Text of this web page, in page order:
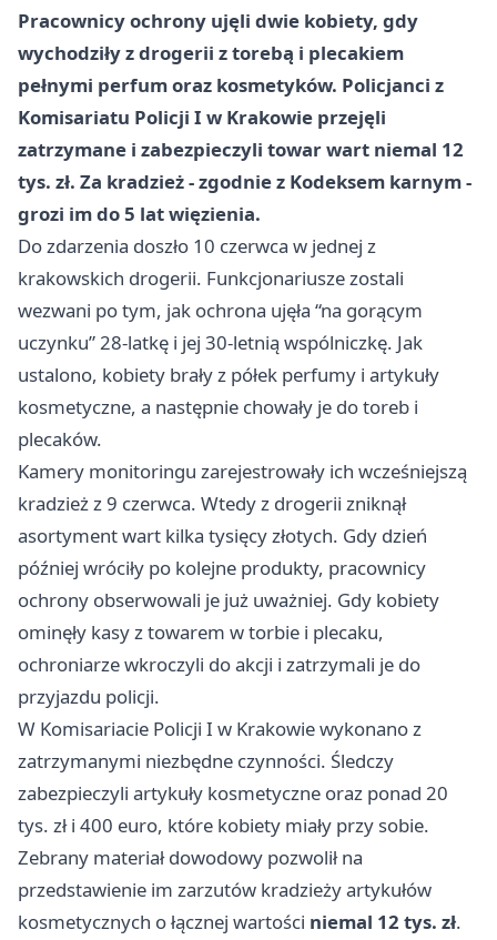
Pracownicy ochrony ujęli dwie kobiety, gdy
wychodziły z drogerii z torebą i plecakiem
pełnymi perfum oraz kosmetyków. Policjanci z
Komisariatu Policji I w Krakowie przejęli
zatrzymane i zabezpieczyli towar wart niemal 12
tys. zł. Za kradzież - zgodnie z Kodeksem karnym -
grozi imdo 5 lat więzienia.
Do zdarzenia doszło 10 czerwca w jednej z
krakowskich drogerii. Funkcjonariusze zostali
wezwani po tym, jak ochrona ujęła “na gorącym
uczynku” 28-latkę i jej 30-letnią wspólniczkę. Jak
ustalono, kobiety brały z półek perfumy i artykuły
kosmetyczne, a następnie chowały je do toreb i
plecaków.
Kamery monitoringu zarejestrowały ich wcześniejszą
kradzież z 9 czerwca. Wtedy z drogerii zniknął
asortyment wart kilka tysięcy złotych. Gdy dzień
później wróciły po kolejne produkty, pracownicy
ochrony obserwowali je już uważniej. Gdy kobiety
ominęły kasy z towarem w torbie i plecaku,
ochroniarze wkroczyli do akcji i zatrzymali je do
przyjazdu policji.
W Komisariacie Policji I w Krakowie wykonano z
zatrzymanymi niezbędne czynności. Śledczy
zabezpieczyli artykuły kosmetyczne oraz ponad 20
tys. zł i 400 euro, które kobiety miały przy sobie.
Zebrany materiał dowodowy pozwolił na
przedstawienie im zarzutów kradzieży artykułów
kosmetycznych o łącznej wartości niemal 12 tys. zł.